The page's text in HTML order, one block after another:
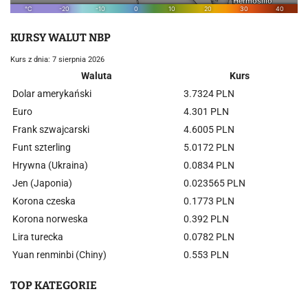
KURSY WALUT NBP
Kurs z dnia: 7 sierpnia 2026
Waluta
Kurs
Dolar amerykański
3.7324 PLN
Euro
4.301 PLN
Frank szwajcarski
4.6005 PLN
Funt szterling
5.0172 PLN
Hrywna (Ukraina)
0.0834 PLN
Jen (Japonia)
0.023565 PLN
Korona czeska
0.1773 PLN
Korona norweska
0.392 PLN
Lira turecka
0.0782 PLN
Yuan renminbi (Chiny)
0.553 PLN
TOP KATEGORIE